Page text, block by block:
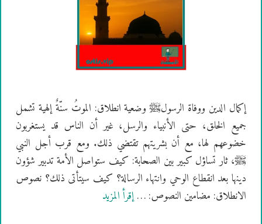
إكمال الدين ووفاة الرسولﷺ وضعية انطلاق: الموتُ سنّةٌ إلهية تشمل
جميع الخلق، حتى الأنبياء والرسل، غير أن الناس قد يستغربون
خضوعهم لها، مع أن بشريتهم تقتضي ذلك. ومع قرب أجل النبي
ﷺ، ثار تساؤل كبير بين الصحابة: كيف ستواصل الأمة تدبير شؤون
دينها بعد انقطاع الوحي وانتهاء الرسالة؟ كيف سيتأتى ذلك؟ نصوص
الانطلاق: مضامين النصوص: …إقرأ المزيد